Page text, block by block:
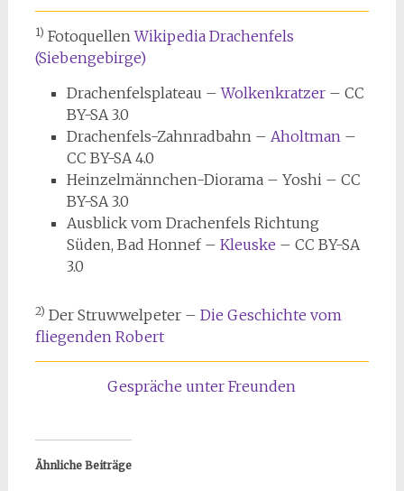
1) FotoquellenWikipedia Drachenfels
(Siebengebirge)
Drachenfelsplateau –Wolkenkratzer– CC
BY-SA 3.0
Drachenfels-Zahnradbahn – Aholtman–
CC BY-SA 4.0
Heinzelmännchen-Diorama – Yoshi – CC
BY-SA 3.0
Ausblick vom Drachenfels Richtung
Süden, Bad Honnef – Kleuske – CC BY-SA
3.0
2) Der Struwwelpeter – Die Geschichte vom
fliegenden Robert
Gespräche unter Freunden
Ähnliche Beiträge